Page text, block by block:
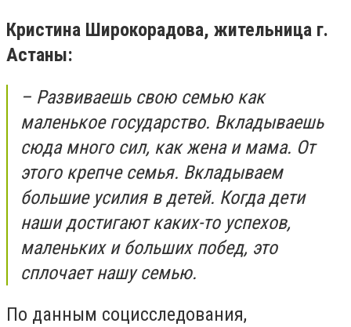
Кристина Широкорадова, жительница г.
Астаны:
– Развиваешь свою семью как
маленькое государство. Вкладываешь
сюда много сил, как жена и мама. От
этого крепче семья. Вкладываем
большие усилия в детей. Когда дети
наши достигают каких-то успехов,
маленьких и больших побед, это
сплочает нашу семью.
По данным социсследования,